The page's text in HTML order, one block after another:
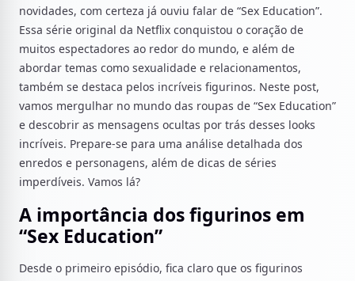
novidades, com certeza já ouviu falar de “Sex Education”.
Essa série original da Netflix conquistou o coração de
muitos espectadores ao redor do mundo, e além de
abordar temas como sexualidade e relacionamentos,
também se destaca pelos incríveis figurinos. Neste post,
vamos mergulhar no mundo das roupas de “Sex Education”
e descobrir as mensagens ocultas por trás desses looks
incríveis. Prepare-se para uma análise detalhada dos
enredos e personagens, além de dicas de séries
imperdíveis. Vamos lá?
A importância dos figurinos em
“Sex Education”
Desde o primeiro episódio, fica claro que os figurinos